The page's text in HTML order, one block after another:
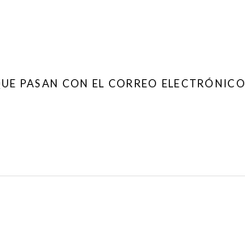
PASAN CON EL CORREO ELECTRÓNICO